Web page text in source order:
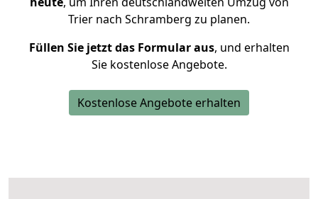
Trier nach Schramberg zu planen.
Füllen Sie jetzt das Formular aus, und erhalten
Sie kostenlose Angebote.
Kostenlose Angebote erhalten